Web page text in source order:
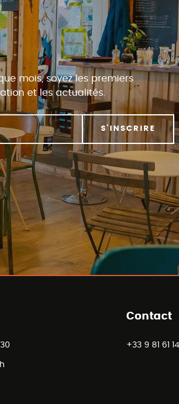
mois, soyez les premiers
et les actualités.
S'INSCRIRE
Contact
+33 9 81 61 14